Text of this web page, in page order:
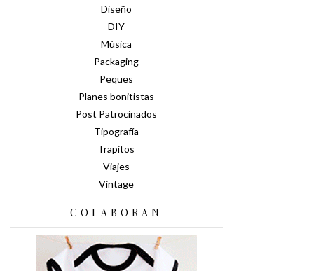
Diseño
DIY
Música
Packaging
Peques
Planes bonitistas
Post Patrocinados
Tipografía
Trapitos
Viajes
Vintage
COLABORAN